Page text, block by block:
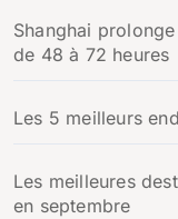
Shanghai
de 48 à 72 heures
Les 5 meilleurs
Les meilleures
en septembre